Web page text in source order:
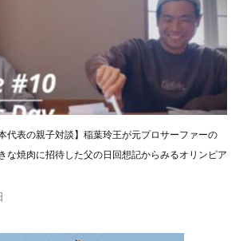
代表の親子対談】稲葉玲王が元プロサーファーの
な焼肉に招待した父の日回想記からみるオリンピア